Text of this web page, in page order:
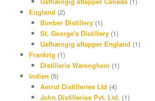
England (2)
Bimber Distillery (1)
St. George's Distillery (1)
Uafhængig aftapper England (1)
Frankrig (1)
Distillerie Warenghem (1)
Indien (5)
Amrut Distilleries Ltd (4)
John Distilleries Pvt. Ltd. (1)